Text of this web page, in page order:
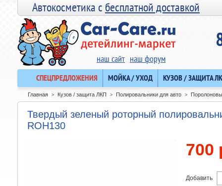
Автокосметика сбесплатной доставкой
наш сайт наш форум
СПЕЦПРЕДЛОЖЕНИЯ МОЙКА / УХОД КУЗОВ / ЗАЩИТА
Главная > Кузов / защита ЛКП > Полировальники для авто >
Твердый зеленый роторный
ROH130
700
Добавить